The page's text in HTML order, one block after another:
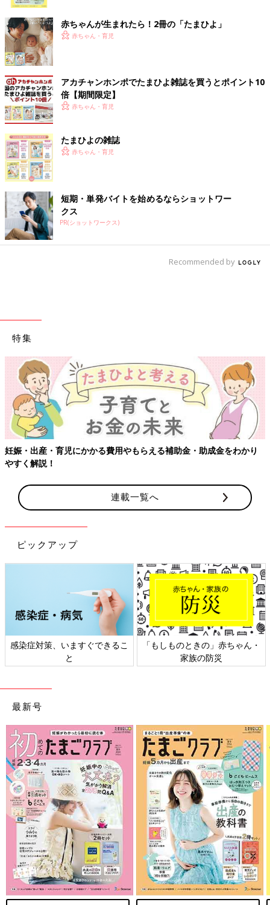
赤ちゃんが生まれたら！2冊の「たまひよ」
赤ちゃん・育児
アカチャンホンポでたまひよ雑誌を買うとポイント10
倍【期間限定】
赤ちゃん・育児
たまひよの雑誌
赤ちゃん・育児
短期・単発バイトを始めるならショットワー
クス
PR(ショットワークス)
Recommended by
特集
妊娠・出産・育児にかかる費用やもらえる補助金・助成金をわかり
やすく解説！
連載一覧へ
ピックアップ
感染症対策、いますぐできるこ
と
「もしものときの」赤ちゃん・
家族の防災
最新号